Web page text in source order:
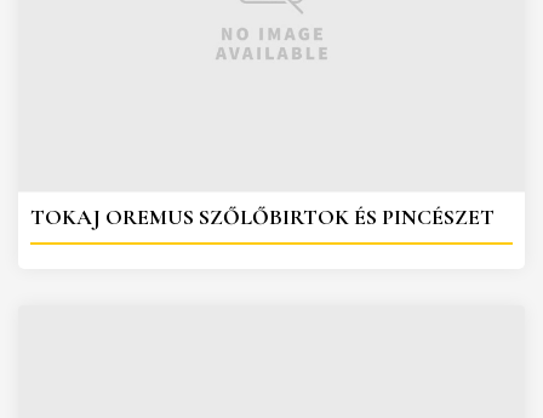
TOKAJ OREMUS SZŐLŐBIRTOK ÉS PINCÉSZET